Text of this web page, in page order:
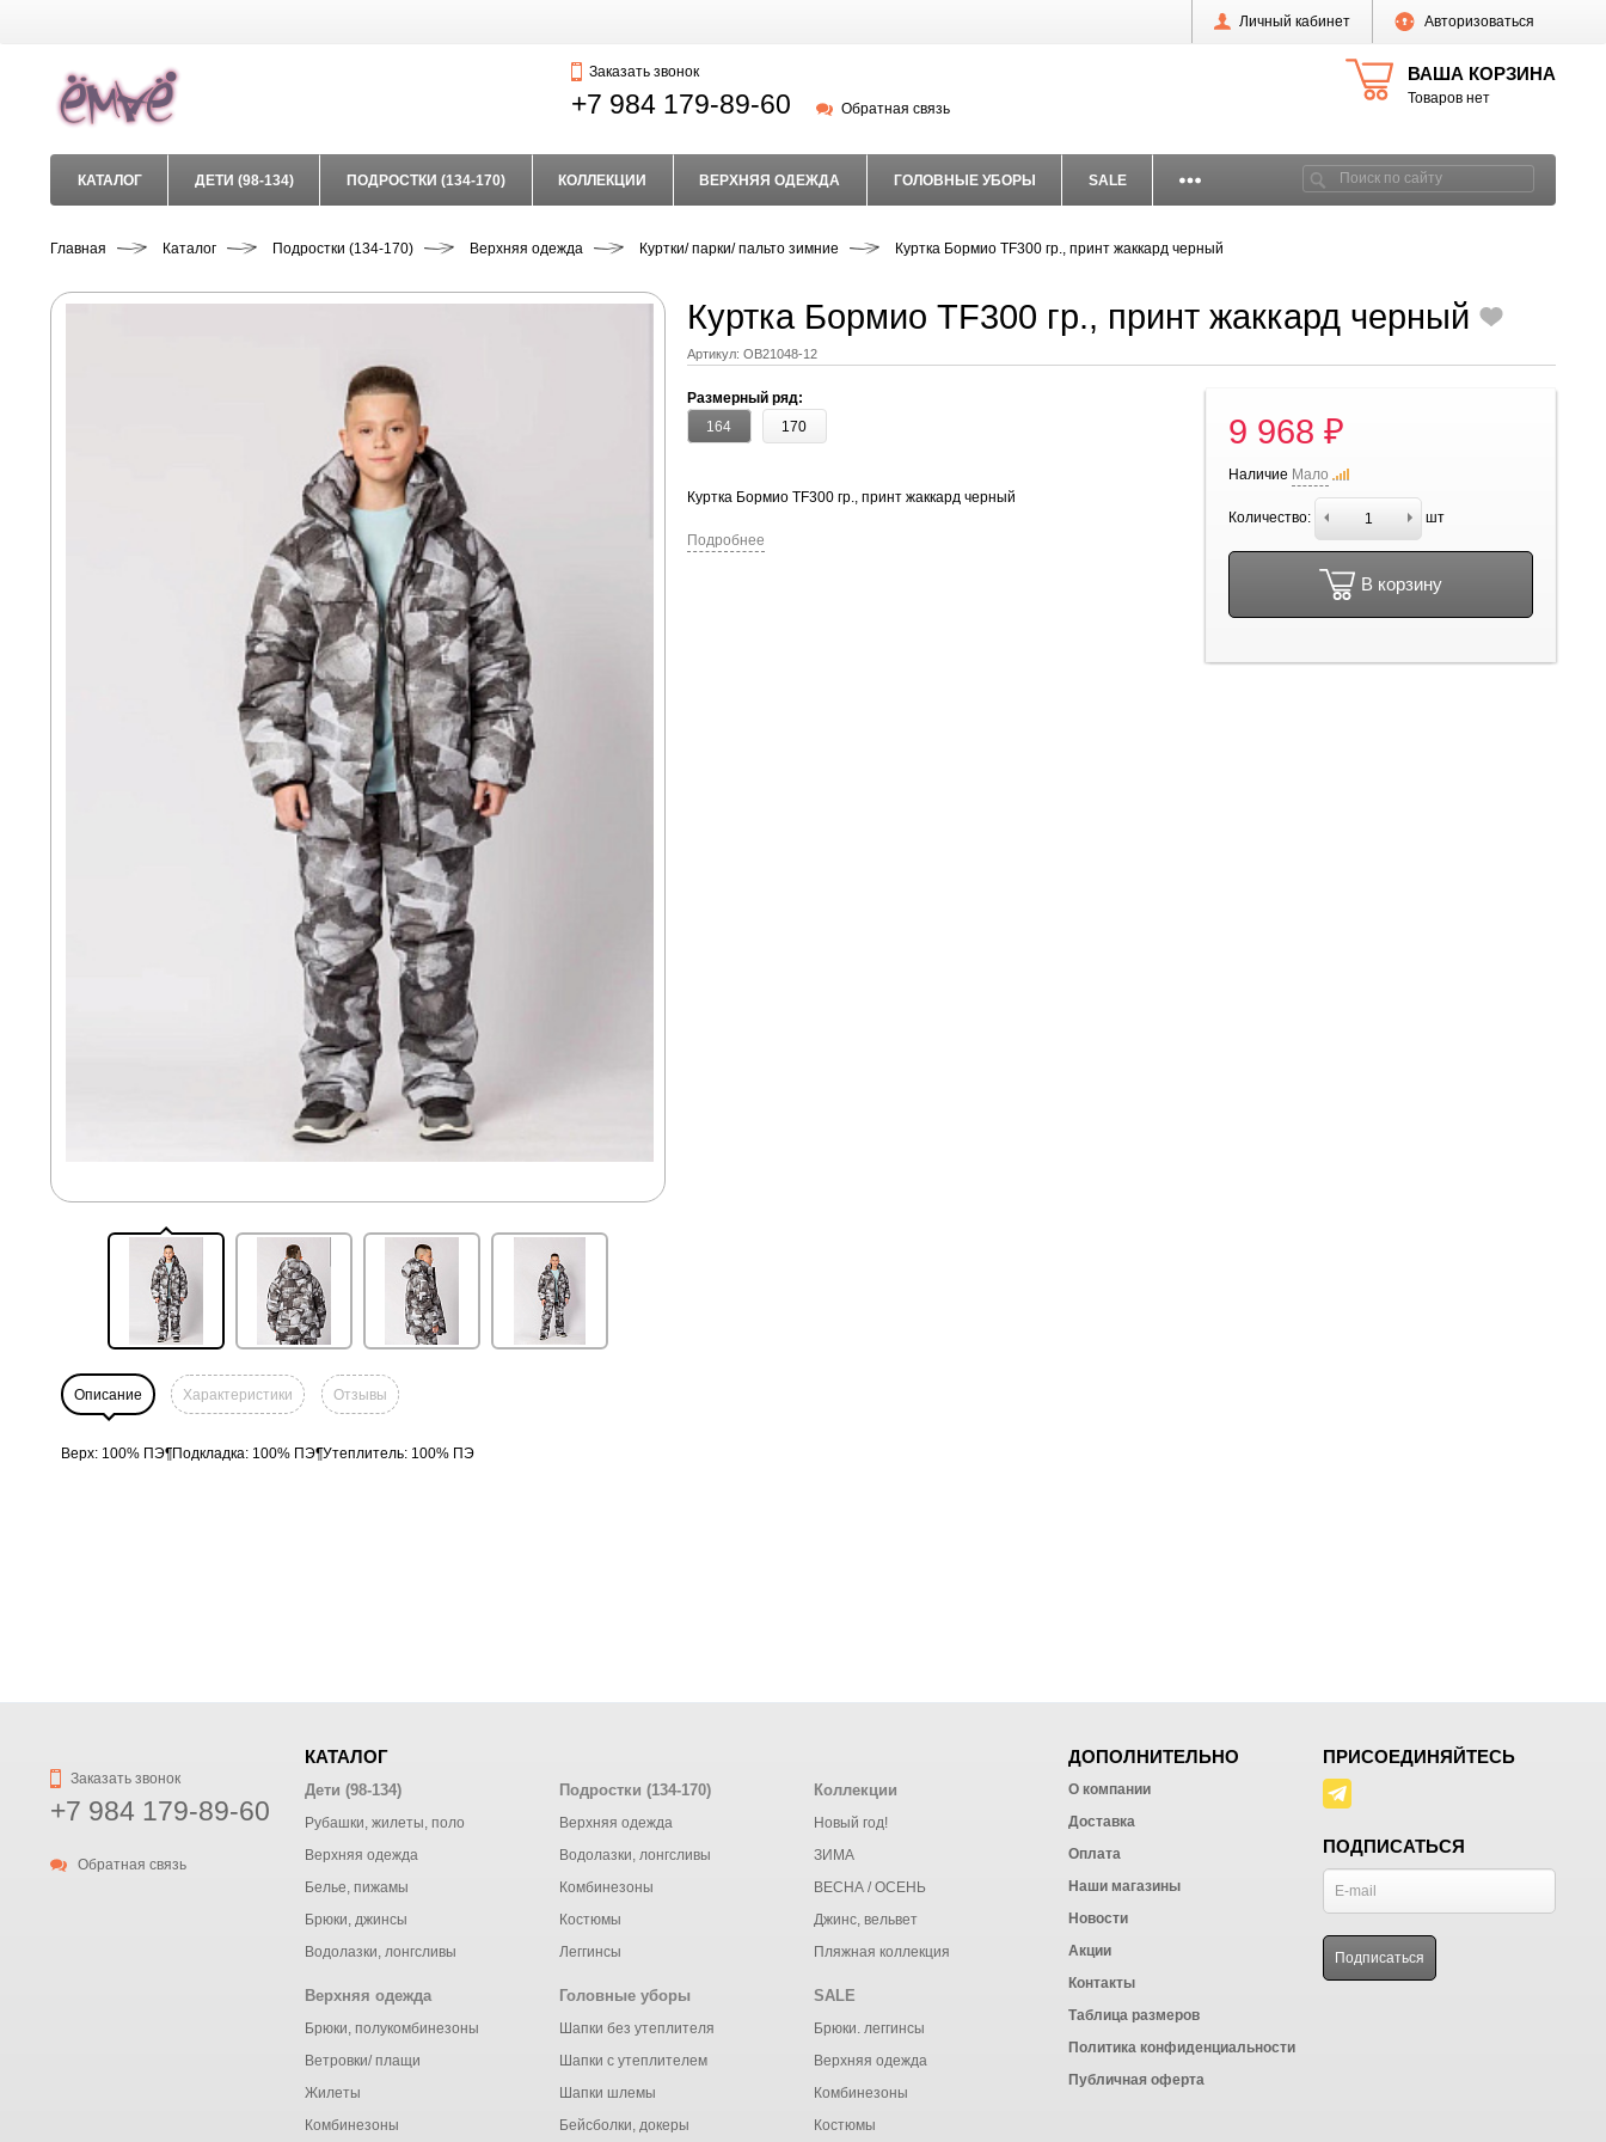
Личный кабинет Авторизоваться
ВАША КОРЗИНА
Товаров нет
Заказать звонок
+7 984 179-89-60 Обратная связь
КАТАЛОГ ДЕТИ (98-134) ПОДРОСТКИ (134-170) КОЛЛЕКЦИИ ВЕРХНЯЯ ОДЕЖДА ГОЛОВНЫЕ УБОРЫ SALE
Главная Каталог Подростки (134-170) Верхняя одежда Куртки/ парки/ пальто зимние Куртка Бормио TF300 гр., принт жаккард черный
Куртка Бормио TF300 гр., принт жаккард черный
Артикул: OB21048-12
Размерный ряд:
164
170
Куртка Бормио TF300 гр., принт жаккард черный
Подробнее
9 968 ₽
Наличие Мало
Количество: шт
В корзину
Описание Характеристики Отзывы
Верх: 100% ПЭ¶Подкладка: 100% ПЭ¶Утеплитель: 100% ПЭ
Заказать звонок
+7 984 179-89-60
Обратная связь
КАТАЛОГ
Дети (98-134)
Рубашки, жилеты, поло
Верхняя одежда
Белье, пижамы
Брюки, джинсы
Водолазки, лонгсливы
Подростки (134-170)
Верхняя одежда
Водолазки, лонгсливы
Комбинезоны
Костюмы
Леггинсы
Коллекции
Новый год!
ЗИМА
ВЕСНА / ОСЕНЬ
Джинс, вельвет
Пляжная коллекция
Верхняя одежда
Брюки, полукомбинезоны
Ветровки/ плащи
Жилеты
Комбинезоны
Головные уборы
Шапки без утеплителя
Шапки с утеплителем
Шапки шлемы
Бейсболки, докеры
SALE
Брюки. леггинсы
Верхняя одежда
Комбинезоны
Костюмы
ДОПОЛНИТЕЛЬНО
О компании
Доставка
Оплата
Наши магазины
Новости
Акции
Контакты
Таблица размеров
Политика конфиденциальности
Публичная оферта
ПРИСОЕДИНЯЙТЕСЬ
ПОДПИСАТЬСЯ